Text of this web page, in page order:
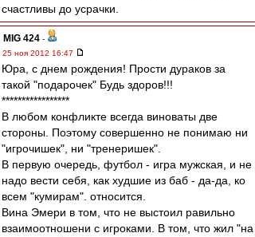
счастливы до усрачки.
MIG 424 -
25 ноя 2012 16:47
Юра, с днем рождения! Прости дураков за
такой "подарочек" Будь здоров!!!
*****************
В любом конфликте всегда виноваты две
стороны. Поэтому совершенно не понимаю ни
"игрочишек", ни "тренеришек".
В первую очередь, футбол - игра мужская, и не
надо вести себя, как худшие из баб - да-да, ко
всем "кумирам". относится.
Вина Эмери в том, что не выстоил равильно
взаимоотношени с игроками. В том, что жил "на